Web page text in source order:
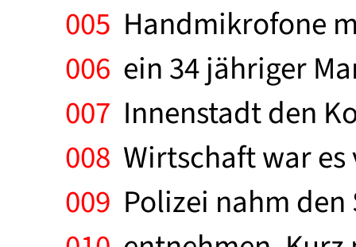
005 Handmikrofone
006 ein 34 jähriger
007 Innenstadt den
008 Wirtschaft war
009 Polizei nahm